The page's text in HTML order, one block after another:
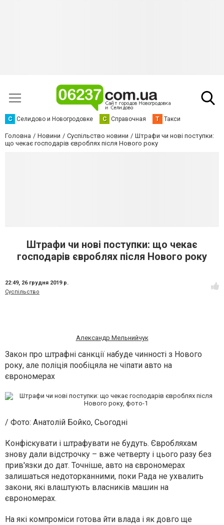
С Селидово и Новогродовке С Справочная Т Такси
Головна Новини Суспільство новини
Штрафи чи нові поступки:
що чекає господарів євроблях після Нового року
Штрафи чи нові поступки: що чекає
господарів євроблях після Нового року
22:49, 26 грудня 2019 р.
Суспільство
Александр Мельнийчук
Закон про штрафні санкції набуде чинності з Нового
року, але поліція пообіцяла не чіпати авто на
єврономерах
/ Фото: Анатолiй Бойко, Сьогодні
Конфіскувати і штрафувати не будуть. Євробляхам
знову дали відстрочку – вже четверту і цього разу без
прив'язки до дат. Точніше, авто на єврономерах
залишаться недоторканними, поки Рада не ухвалить
закони, які влаштують власників машин на
єврономерах.
На які компроміси готова йти влада і як довго ще